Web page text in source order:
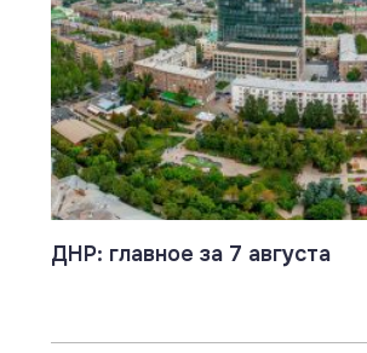
ДНР: главное за 7 августа